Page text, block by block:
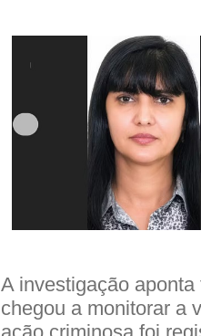
A investigação
chegou a monitorar a